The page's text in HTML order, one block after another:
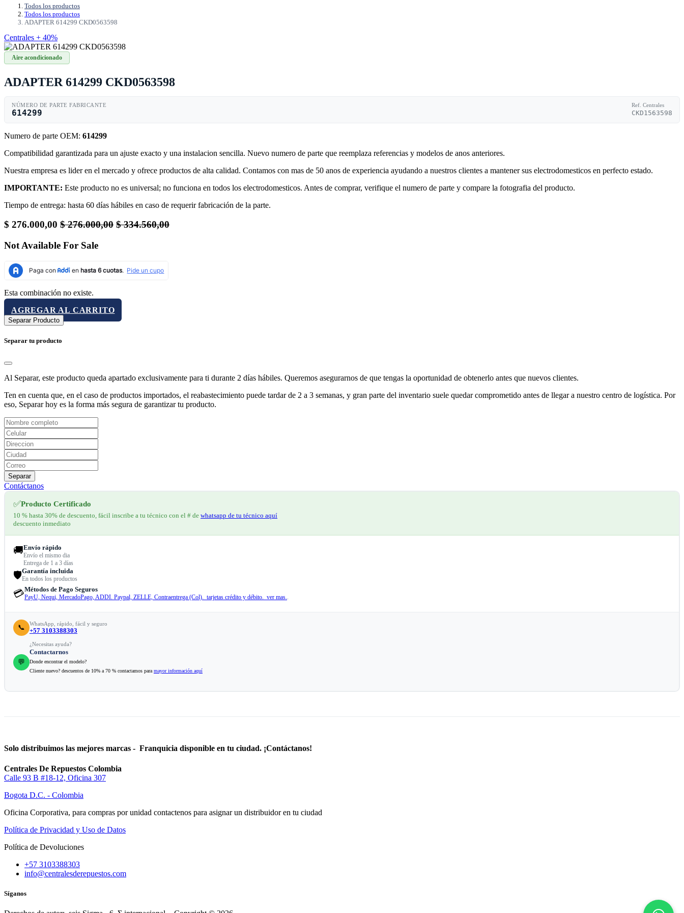
Todos los productos
Todos los productos
ADAPTER 614299 CKD0563598
Centrales + 40%
Aire acondicionado
ADAPTER 614299 CKD0563598
NÚMERO DE PARTE FABRICANTE
614299
Ref. Centrales
CKD1563598
Numero de parte OEM: 614299
Compatibilidad garantizada para un ajuste exacto y una instalacion sencilla. Nuevo numero de parte que reemplaza referencias y modelos de anos anteriores.
Nuestra empresa es lider en el mercado y ofrece productos de alta calidad. Contamos con mas de 50 anos de experiencia ayudando a nuestros clientes a mantener sus electrodomesticos en perfecto estado.
IMPORTANTE: Este producto no es universal; no funciona en todos los electrodomesticos. Antes de comprar, verifique el numero de parte y compare la fotografia del producto.
Tiempo de entrega: hasta 60 días hábiles en caso de requerir fabricación de la parte.
$ 276.000,00 $276.000,00 $334.560,00
Not Available For Sale
Esta combinación no existe.
AGREGAR AL CARRITO
Separar Producto
Separar tu producto
Al Separar, este producto queda apartado exclusivamente para ti durante 2 días hábiles. Queremos asegurarnos de que tengas la oportunidad de obtenerlo antes que nuevos clientes.
Ten en cuenta que, en el caso de productos importados, el reabastecimiento puede tardar de 2 a 3 semanas, y gran parte del inventario suele quedar comprometido antes de llegar a nuestro centro de logística. Por
eso, Separar hoy es la forma más segura de garantizar tu producto.
Separar
Contáctanos
✅Producto Certificado
10 % hasta 30% de descuento, fácil inscribe a tu técnico con el # de whatsapp de tu técnico aquí
descuento inmediato
🚚Envío rápido
Envío el mismo dia
Entrega de 1 a 3 días
🛡️Garantía incluida
En todos los productos
💳Métodos de Pago Seguros
PayU, Nequi, MercadoPago, ADDI. Paypal, ZELLE, Contraentrega (Col). tarjetas crédito y débito. ver mas..
📞 WhatsApp, rápido, fácil y seguro
+57 3103388303
💬
¿Necesitas ayuda?
Contactarnos
Donde encontrar el modelo?
Cliente nuevo? descuentos de 10% a 70 % contactamos para mayor información aquí
Solo distribuimos las mejores marcas - Franquicia disponible en tu ciudad. ¡Contáctanos!
Centrales De Repuestos Colombia
Calle 93 B #18-12, Oficina 307
Bogota D.C. - Colombia
Oficina Corporativa, para compras por unidad contactenos para asignar un distribuidor en tu ciudad
Política de Privacidad y Uso de Datos
Política de Devoluciones
+57 3103388303
info@centralesderepuestos.com
Síganos